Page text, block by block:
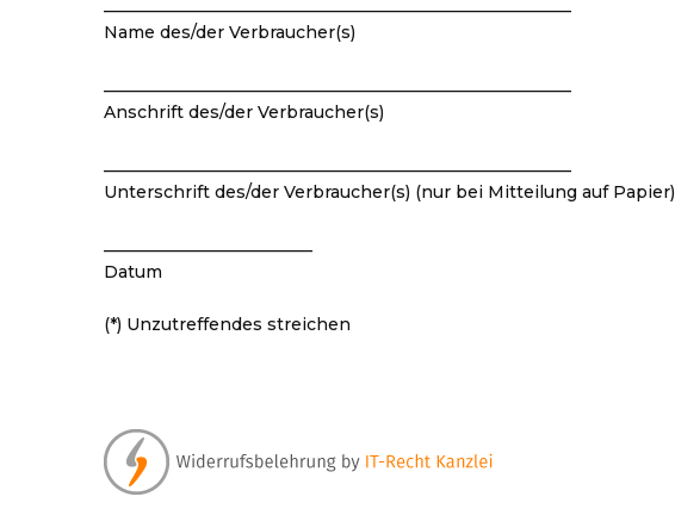
Name des/der Verbraucher(s)
Anschrift des/der Verbraucher(s)
Unterschrift des/der Verbraucher(s) (nur bei Mitteilung auf Papier)
Datum
(*) Unzutreffendes streichen